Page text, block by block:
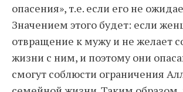
опасения», т.е. если его не
Значением этого будет: если
отвращение к мужу и не желает
жизни с ним, и поэтому они
смогут соблюсти ограничения